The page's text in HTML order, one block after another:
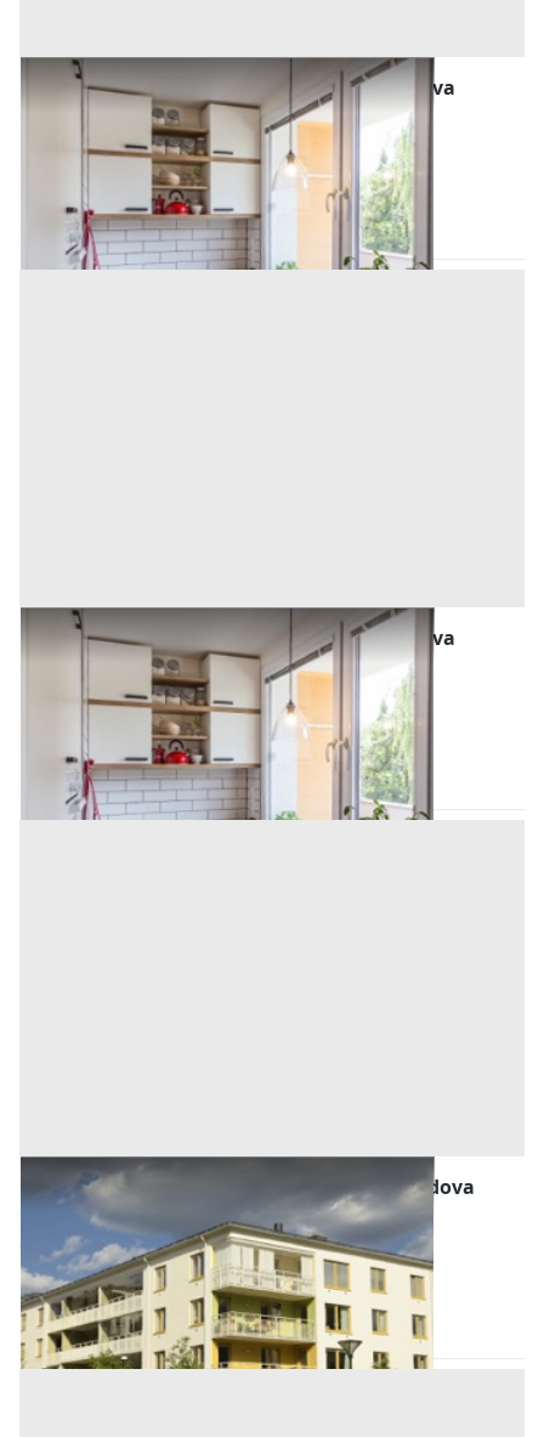
Abitazione di Tipo Popolare all'asta a Padova
Ospedaletto Euganeo (Padova)
17.250 € 23.000 €
Codice asta:AJ7311312
Asta chiusa
Abitazione di Tipo Popolare all'asta a Padova
Ospedaletto Euganeo (Padova)
17.500 €
Codice asta:BN5224588
Asta chiusa
Abitazione di Tipo Economico all'asta a Padova
Ospedaletto Euganeo (Padova)
Offerta minima
21.750 € 29.000 €
Codice asta:AJ7141355
Asta chiusa